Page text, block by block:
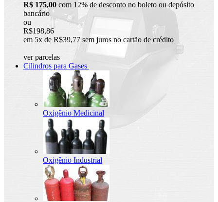
R$ 175,00 com 12% de desconto no boleto ou depósito
bancário
ou
R$198,86
em 5x de R$39,77 sem juros no cartão de crédito
ver parcelas
Cilindros para Gases
Oxigênio Medicinal
Oxigênio Industrial